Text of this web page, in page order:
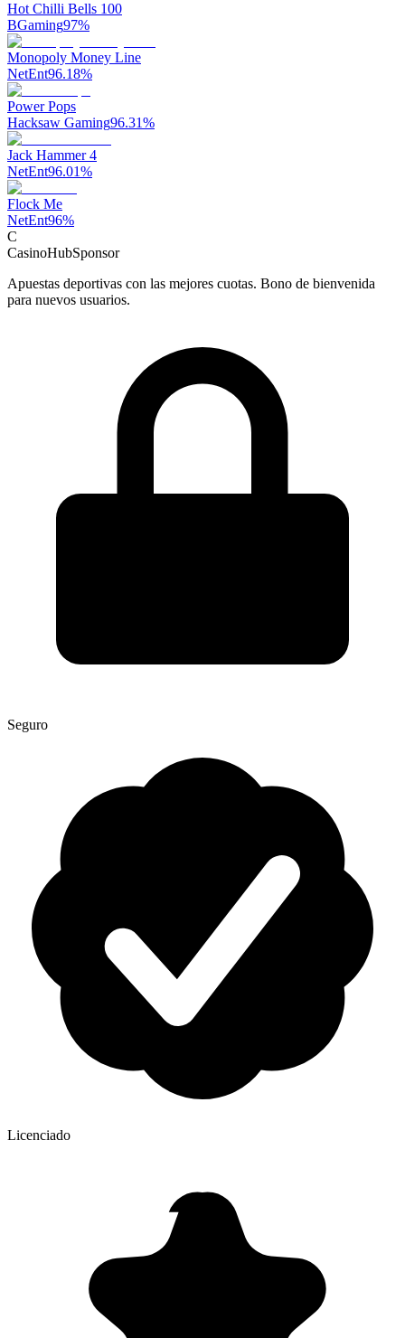
Hot Chilli Bells 100
BGaming97%
Monopoly Money Line
NetEnt96.18%
Power Pops
Hacksaw Gaming96.31%
Jack Hammer 4
NetEnt96.01%
Flock Me
NetEnt96%
C
CasinoHubSponsor
Apuestas deportivas con las mejores cuotas. Bono de bienvenida
para nuevos usuarios.
Seguro
Licenciado